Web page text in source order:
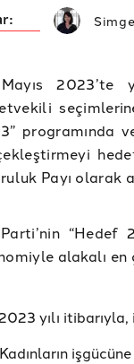
2023’te
programında
Payı olarak
“Hedef
alakalı en
yılı